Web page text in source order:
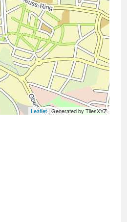
Leaflet| Generated by TilesXYZ